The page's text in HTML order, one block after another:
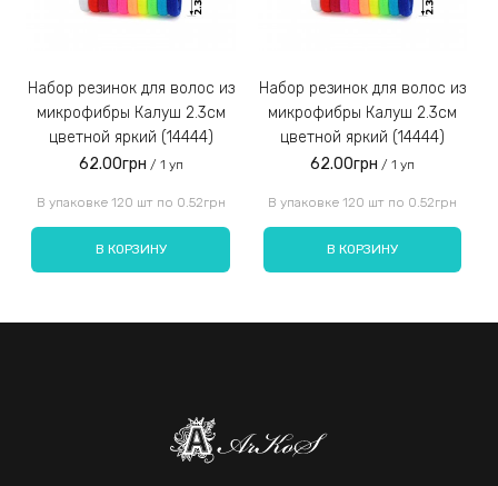
Набор резинок для волос из
микрофибры Калуш 2.3см
цветной яркий (14444)
62.00грн / 1 уп
В упаковке 120 шт по 0.52грн
В КОРЗИНУ
Набор резинок для волос из
микрофибры Калуш 2.3см
цветной яркий (14444)
62.00грн / 1 уп
В упаковке 120 шт по 0.52грн
В КОРЗИНУ